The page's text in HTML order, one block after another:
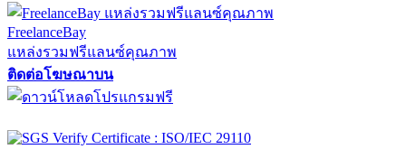
FreelanceBay
แหล่งรวมฟรีแลนซ์คุณภาพ
ติดต่อโฆษณาบน